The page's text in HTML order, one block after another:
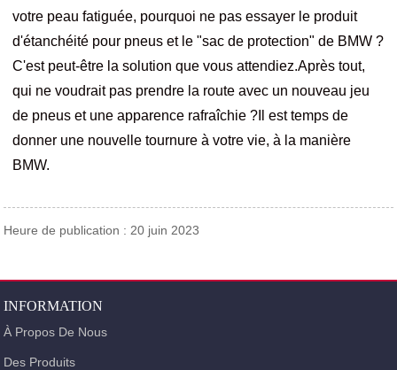
votre peau fatiguée, pourquoi ne pas essayer le produit
d'étanchéité pour pneus et le "sac de protection" de BMW ?
C'est peut-être la solution que vous attendiez.Après tout,
qui ne voudrait pas prendre la route avec un nouveau jeu
de pneus et une apparence rafraîchie ?Il est temps de
donner une nouvelle tournure à votre vie, à la manière
BMW.
Heure de publication : 20 juin 2023
INFORMATION
À Propos De Nous
Des Produits